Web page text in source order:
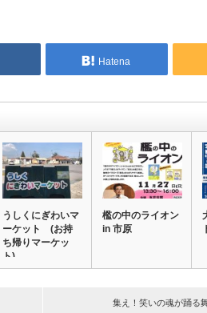
Hatena
うしくにぎわいマ
ーケット (お持
ち帰りマーケッ
ト)
檻の中のライオン
in 市原
集え！笑いの魂が踊る